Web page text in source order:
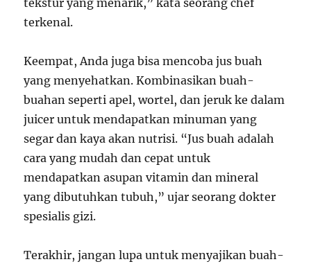
tekstur yang menarik,” kata seorang chef
terkenal.
Keempat, Anda juga bisa mencoba jus buah
yang menyehatkan. Kombinasikan buah-
buahan seperti apel, wortel, dan jeruk ke dalam
juicer untuk mendapatkan minuman yang
segar dan kaya akan nutrisi. “Jus buah adalah
cara yang mudah dan cepat untuk
mendapatkan asupan vitamin dan mineral
yang dibutuhkan tubuh,” ujar seorang dokter
spesialis gizi.
Terakhir, jangan lupa untuk menyajikan buah-